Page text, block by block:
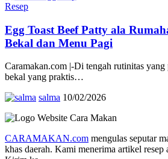
Resep
Egg Toast Beef Patty ala
Bekal dan Menu Pagi
Caramakan.com |-Di tengah rutinitas yang
bekal yang praktis…
salma 10/02/2026
CARAMAKAN.com mengulas seputar
khas daerah. Kami menerima artikel resep